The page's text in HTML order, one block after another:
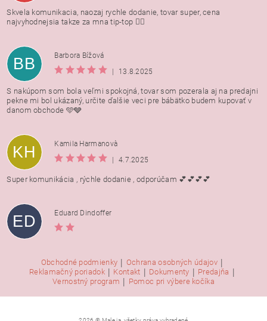
Skvela komunikacia, naozaj rychle dodanie, tovar super, cena
najvyhodnejsia takze za mna tip-top 👍🏻
BB
Barbora Bížová
|
13.8.2025
S nakúpom som bola veľmi spokojná, tovar som pozerala aj na predajni
pekne mi bol ukázaný, určite ďalšie veci pre bábätko budem kupovať v
danom obchode 🩵🩶
KH
Kamila Harmanovà
|
4.7.2025
Super komunikácia , rýchle dodanie , odporúčam 💕💕💕💕
ED Eduard Dindoffer
Obchodné podmienky | Ochrana osobných údajov |
Reklamačný poriadok | Kontakt | Dokumenty | Predajňa |
Vernostný program | Pomoc pri výbere kočíka